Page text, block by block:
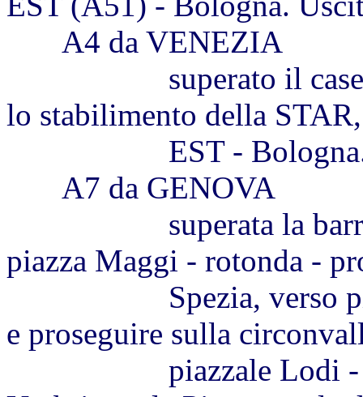
A4 da VENEZIA
superato il casello di
lo stabilimento della
EST - Bologna.
A7 da GENOVA
superata la barriera,
piazza Maggi - rotonda -
Spezia, verso
e proseguire sulla
piazzale Lodi -